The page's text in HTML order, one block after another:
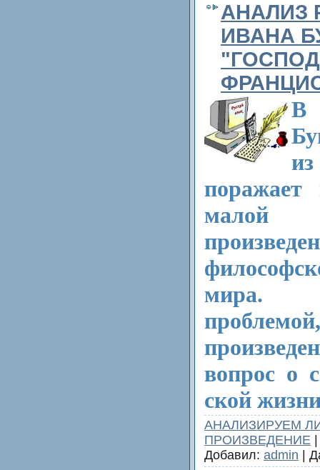
АНАЛИЗ
ИВАНА
В
поражает
мира.
вопрос о
ской
АНАЛИЗИРУЕМ
ПРОИЗВЕДЕНИЕ
Добавил: admin |